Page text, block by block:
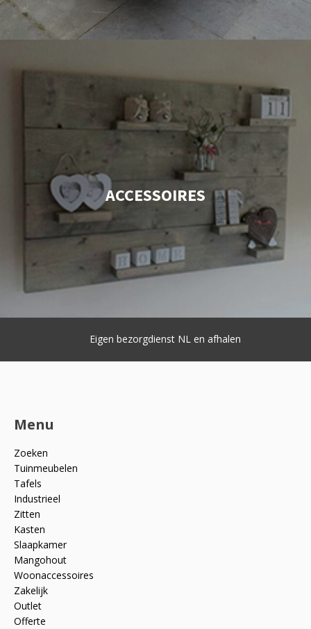
ACCESSOIRES
Eigen bezorgdienst NL en afhalen
Menu
Zoeken
Tuinmeubelen
Tafels
Industrieel
Zitten
Kasten
Slaapkamer
Mangohout
Woonaccessoires
Zakelijk
Outlet
Offerte